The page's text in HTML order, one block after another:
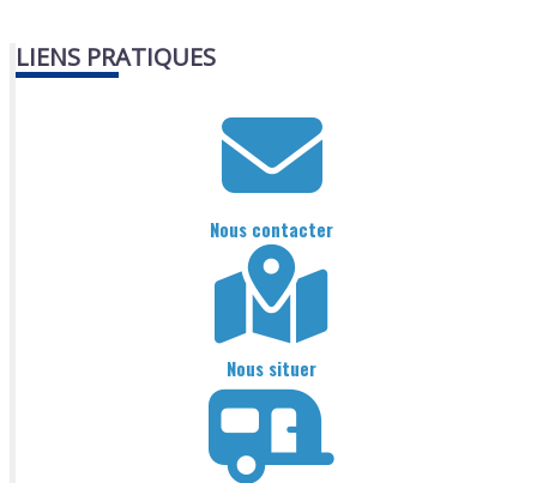
LIENS PRATIQUES
Nous contacter
Nous situer